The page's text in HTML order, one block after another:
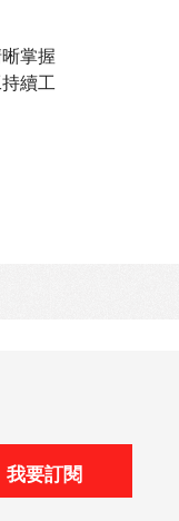
掌握
續工
我要訂閱